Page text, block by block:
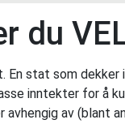
du
En stat som dekker
inntekter for å
avhengig av (blant